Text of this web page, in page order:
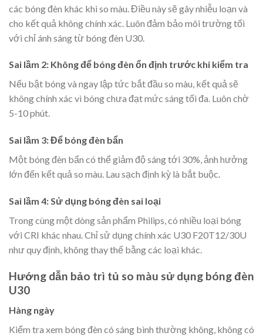
các bóng đèn khác khi so màu. Điều này sẽ gây nhiễu loạn và
cho kết quả không chính xác. Luôn đảm bảo môi trường tối
với chỉ ánh sáng từ bóng đèn U30.
Sai lầm 2: Không để bóng đèn ổn định trước khi kiểm tra
Nếu bật bóng và ngay lập tức bắt đầu so màu, kết quả sẽ
không chính xác vì bóng chưa đạt mức sáng tối đa. Luôn chờ
5-10 phút.
Sai lầm 3: Để bóng đèn bẩn
Một bóng đèn bẩn có thể giảm độ sáng tới 30%, ảnh hưởng
lớn đến kết quả so màu. Lau sạch định kỳ là bắt buộc.
Sai lầm 4: Sử dụng bóng đèn sai loại
Trong cùng một dòng sản phẩm Philips, có nhiều loại bóng
với CRI khác nhau. Chỉ sử dụng chính xác U30 F20T12/30U
như quy định, không thay thế bằng các loại khác.
Hướng dẫn bảo trì tủ so màu sử dụng bóng đèn
U30
Hàng ngày
Kiểm tra xem bóng đèn có sáng bình thường không, không có